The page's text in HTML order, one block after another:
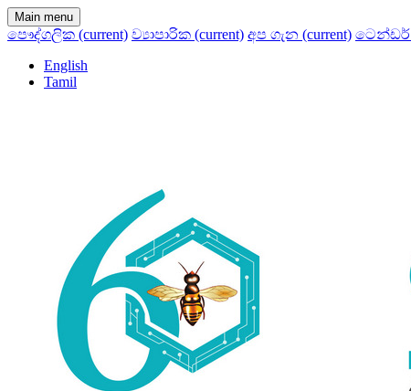
Main menu
පෞද්ගලික (current) ව්‍යාපාරික (current) අප ගැන (current) ටෙන්ඩර්
English
Tamil